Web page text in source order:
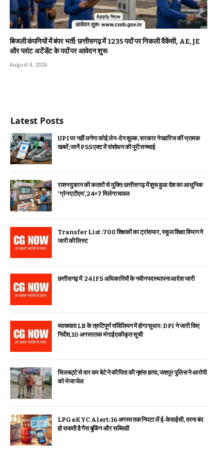
बिजली कंपनियों में बंपर भर्ती: छत्तीसगढ़ में 1235 पदों पर निकली वैकेंसी, AE, JE
और प्लांट अटेंडेंट के पदों पर आवेदन शुरू
August 8, 2026
Latest Posts
UPI पर नहीं लगेगा कोई लेन-देन शुल्क, सरकार ने खारिज कीं भ्रामक
खबरें; जानें PSS एक्ट में संशोधन की पूरी सच्चाई
राशन दुकान की कतारों से मुक्ति: छत्तीसगढ़ में शुरू हुआ देश का आधुनिक
‘ग्रेन एटीएम’, 24×7 मिलेगा चावल
Transfer List :700 शिक्षकों का ट्रांसफर, स्कूल शिक्षा विभाग ने
जारी की लिस्ट
छत्तीसगढ़ में 24 IFS अधिकारियों के नवीन पदस्थापना आदेश जारी
व्याख्याता LB के त्रुटिपूर्ण संविलियन में होगा सुधार: DPI ने जारी किए
निर्देश, 10 अगस्त तक मंगाई एकीकृत सूची
सिलबट्टे से वार कर बेटे ने की पिता की नृशंस हत्या, जशपुर पुलिस ने आरोपी
को भेजा जेल
LPG eKYC Alert: 16 अगस्त तक निपटा लें ई-केवाईसी, वरना बंद
हो सकती है गैस बुकिंग और सब्सिडी